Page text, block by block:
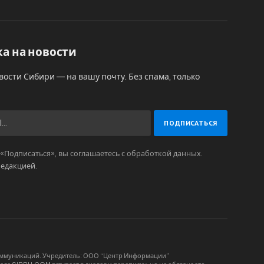
на новости
Сибири — на вашу почту. Без спама, только
вы соглашаетесь с обработкой данных.
.
Учредитель: ООО “Центр Информации”